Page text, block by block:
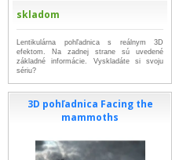
skladom
Lentikulárna pohľadnica s reálnym 3D
efektom. Na zadnej strane sú uvedené
základné informácie. Vyskladáte si svoju
sériu?
3D pohľadnica Facing the
mammoths